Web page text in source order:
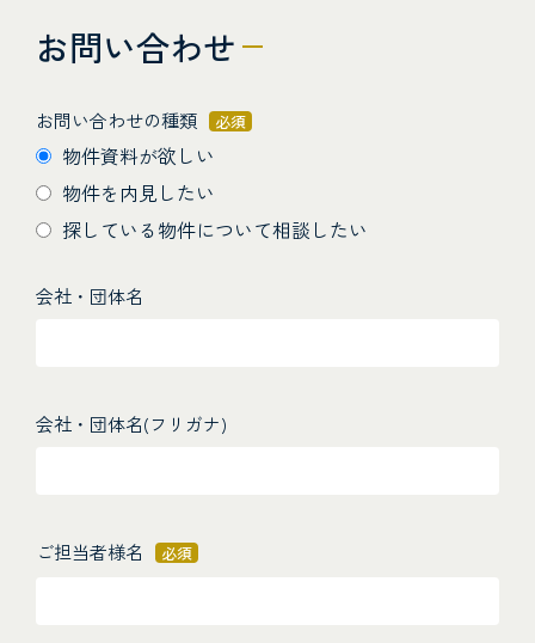
お問い合わせ
お問い合わせの種類 必須
物件資料が欲しい
物件を内見したい
探している物件について相談したい
会社・団体名
会社・団体名(フリガナ)
ご担当者様名 必須